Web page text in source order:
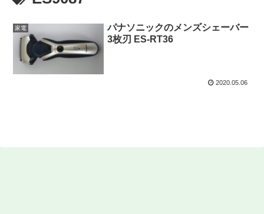
家電
パナソニックのメンズシェーバー
3枚刃 ES-RT36
2020.05.06